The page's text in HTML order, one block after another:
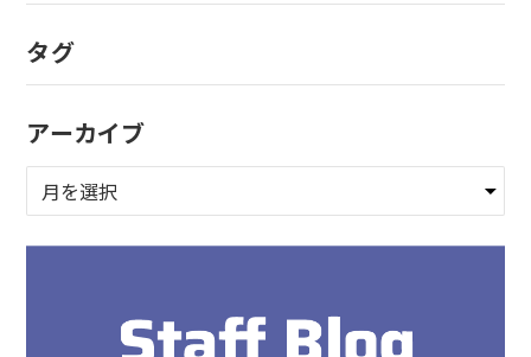
タグ
アーカイブ